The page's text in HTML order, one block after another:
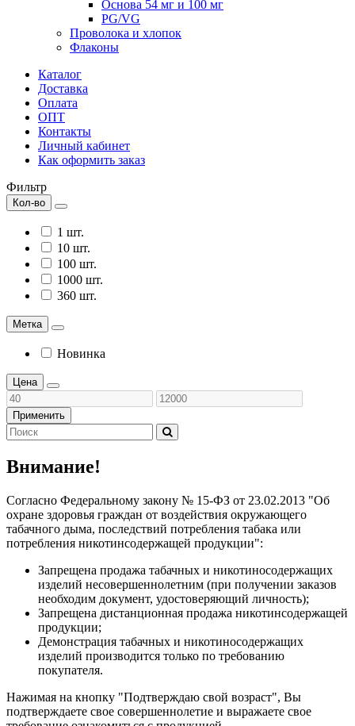
Основа 54 мг и 100 мг
PG/VG
Проволока и хлопок
Флаконы
Каталог
Доставка
Оплата
ОПТ
Контакты
Личный кабинет
Как оформить заказ
Фильтр
Кол-во
1 шт.
10 шт.
100 шт.
1000 шт.
360 шт.
Метка
Новинка
Цена
Применить
Внимание!
Согласно Федеральному закону № 15-ФЗ от 23.02.2013 "Об
охране здоровья граждан от воздействия окружающего
табачного дыма, последствий потребления табака или
потребления никотинсодержащей продукции":
Запрещена продажа табачных и никотиносодержащих
изделий несовершеннолетним (при получении заказов
необходим документ, удостоверяющий личность);
Запрещена дистанционная продажа никотинсодержащей
продукции;
Демонстрация табачных и никотиносодержащих
изделий производится только по требованию
покупателя.
Нажимая на кнопку "Подтверждаю свой возраст", Вы
подтверждаете свое совершеннолетие и выражаете свое